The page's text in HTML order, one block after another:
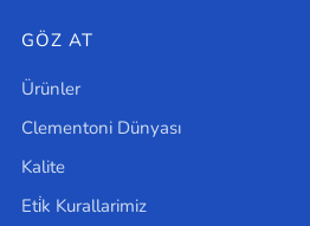
GÖZ AT
Ürünler
Clementoni Dünyası
Kalite
Eti̇k Kurallarimiz